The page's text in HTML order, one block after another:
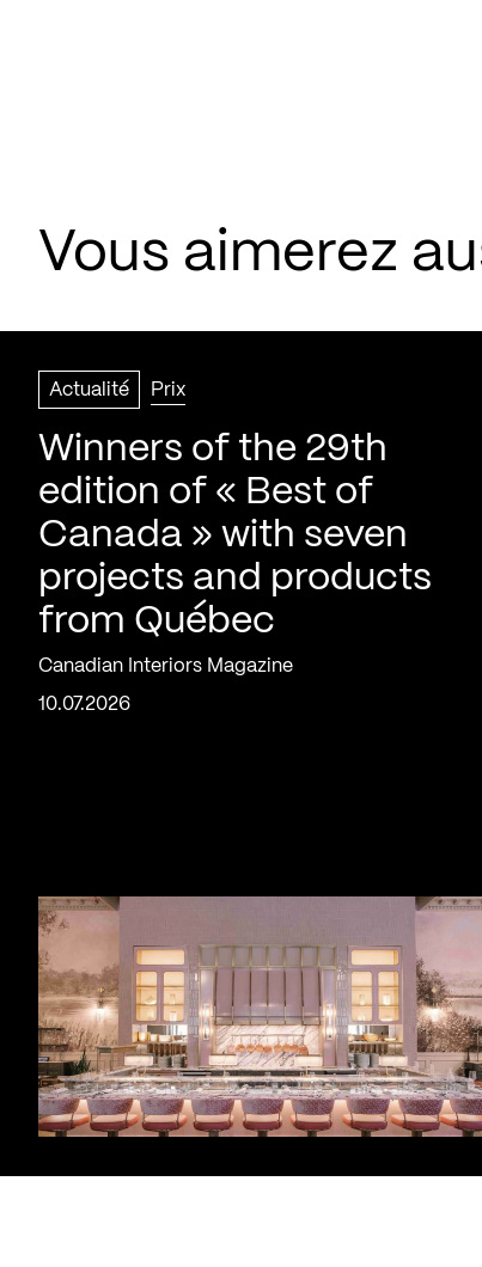
Vous aimerez
Actualité Prix
Winners of the 29th
edition of « Best of
Canada » with seven
projects and products
from Québec
Canadian Interiors Magazine
10.07.2026